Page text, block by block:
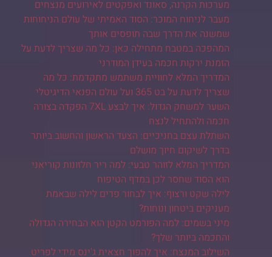
מערכות הקרנה, סאונד ואפקטים לאירועים מנצחים
מעבר לניחוח המוכר: הסוד האמיתי של עולם הניחוחות
שמשנה את הדרך שבה תופסים אותך
המהפכה במטבח מתחילה כאן: כל מה שצריך לדעת על
הזמנת ירקות חכמה בעידן המודרני
המדריך המלא לחוויית משתמש מתקדמת: כל מה
שצריך לדעת על בט 365 ועל עולם הפנאי הדיגיטלי
השער למשחק הגדול: איך לבצע 7XL הפקדה בצורה
חכמה ולהתחיל לנצח
השתלת עצם בחניכיים: הצעד הראשון והחשוב ביותר
בדרך לשיקום חיוך מושלם
המדריך המלא לזוהר טבעי: למה ריר חלזונות קוריאני
הוא הסוד שחסר לכן במדף הטיפוח
לילה שקט ורצוף: איך לבחור פדים לילה שבאמת
מעניקים ביטחון ונוחות?
מיני בשמים: למה הפורמט הקטן הוא הבחירה הגדולה
והחכמה ביותר שלך?
השילוב המנצח: איך להפוך חצאית ג'ינס מידי לפריט